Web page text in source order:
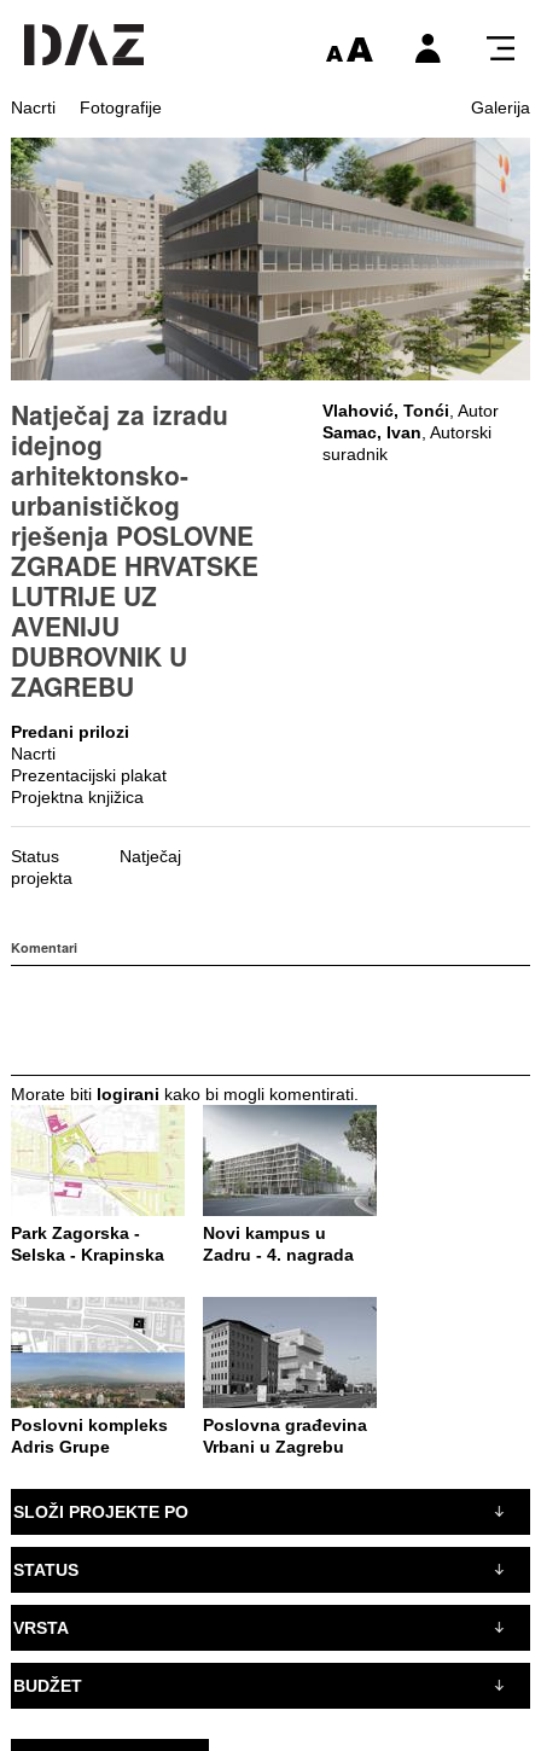
Nacrti Fotografije Galerija
Natječaj za izradu
idejnog
arhitektonsko-
urbanističkog
rješenja POSLOVNE
ZGRADE HRVATSKE
LUTRIJE UZ
AVENIJU
DUBROVNIK U
ZAGREBU
Vlahović, Tonći , Autor
Samac, Ivan , Autorski
suradnik
Predani prilozi
Nacrti
Prezentacijski plakat
Projektna knjižica
Status
projekta
Natječaj
Komentari
Morate biti logirani kako bi mogli komentirati.
Park Zagorska -
Selska - Krapinska
Novi kampus u
Zadru - 4. nagrada
Poslovni kompleks
Adris Grupe
Poslovna građevina
Vrbani u Zagrebu
SLOŽI PROJEKTE PO
STATUS
VRSTA
BUDŽET